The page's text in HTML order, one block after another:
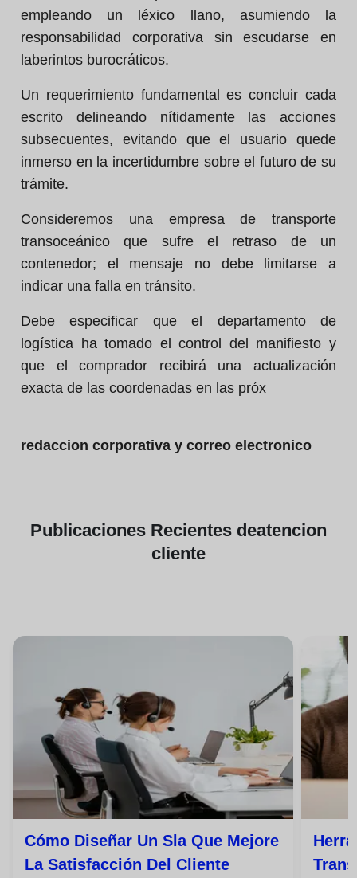
empleando un léxico llano, asumiendo la
responsabilidad corporativa sin escudarse en
laberintos burocráticos.
Un requerimiento fundamental es concluir cada
escrito delineando nítidamente las acciones
subsecuentes, evitando que el usuario quede
inmerso en la incertidumbre sobre el futuro de su
trámite.
Consideremos una empresa de transporte
transoceánico que sufre el retraso de un
contenedor; el mensaje no debe limitarse a
indicar una falla en tránsito.
Debe especificar que el departamento de
logística ha tomado el control del manifiesto y
que el comprador recibirá una actualización
exacta de las coordenadas en las próx
redaccion corporativa y correo electronico
Publicaciones Recientes deatencion
cliente
Cómo Diseñar Un Sla Que Mejore
La Satisfacción Del Cliente